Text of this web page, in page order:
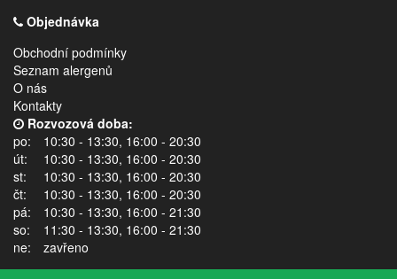
Objednávka
Obchodní podmínky
Seznam alergenů
O nás
Kontakty
Rozvozová doba:
po:
10:30 - 13:30, 16:00 - 20:30
út:
10:30 - 13:30, 16:00 - 20:30
st:
10:30 - 13:30, 16:00 - 20:30
čt:
10:30 - 13:30, 16:00 - 20:30
pá:
10:30 - 13:30, 16:00 - 21:30
so:
11:30 - 13:30, 16:00 - 21:30
ne:
zavřeno